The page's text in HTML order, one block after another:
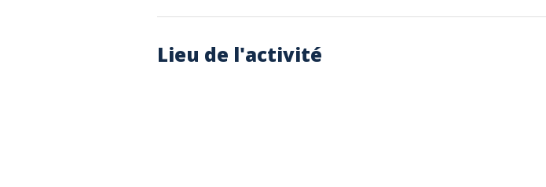
Lieu de l'activité